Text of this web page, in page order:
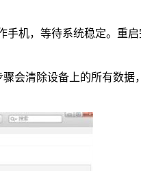
机，等待系统稳定。重启
会清除设备上的所有数